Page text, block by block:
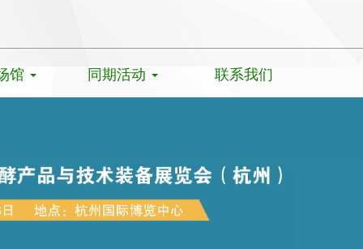
馆 同期活动 联系我们